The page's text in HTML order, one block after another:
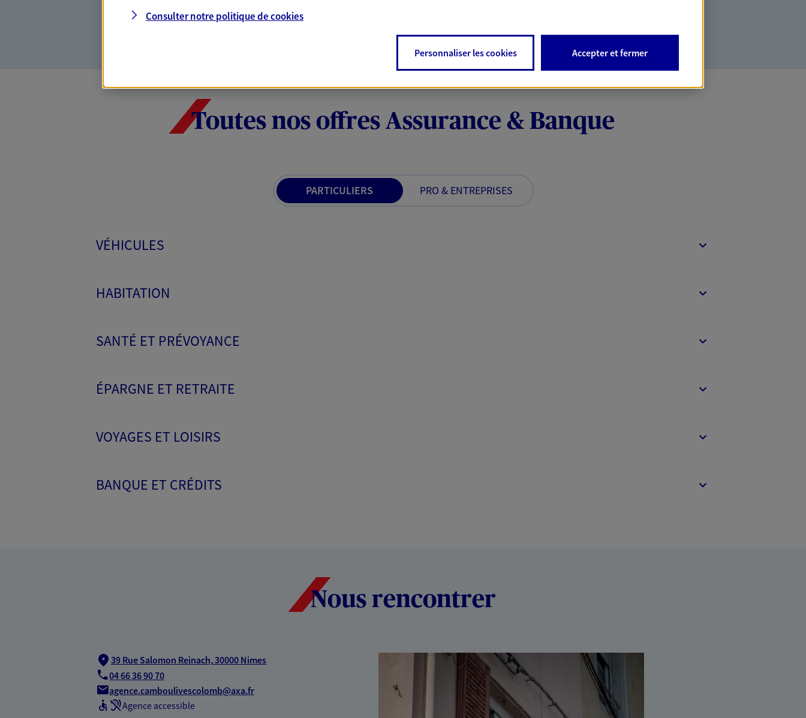
diversifier vos placements et protéger vos actifs.
Toutes nos offres Assurance & Banque
PARTICULIERS PRO & ENTREPRISES
VÉHICULES
HABITATION
SANTÉ ET PRÉVOYANCE
ÉPARGNE ET RETRAITE
VOYAGES ET LOISIRS
BANQUE ET CRÉDITS
Nous rencontrer
39 Rue Salomon Reinach,30000 Nimes
04 66 36 90 70
agence.camboulivescolomb@axa.fr
Agence accessible
Consulter notre politique decookies
Personnaliser les cookies Accepter et fermer